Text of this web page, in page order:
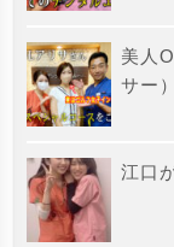
美人
サー
江口